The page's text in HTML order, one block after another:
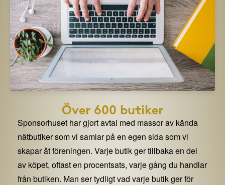
Över 600 butiker
Sponsorhuset har gjort avtal med massor av kända
nätbutiker som vi samlar på en egen sida som vi
skapar åt föreningen. Varje butik ger tillbaka en del
av köpet, oftast en procentsats, varje gång du handlar
från butiken. Man ser tydligt vad varje butik ger för